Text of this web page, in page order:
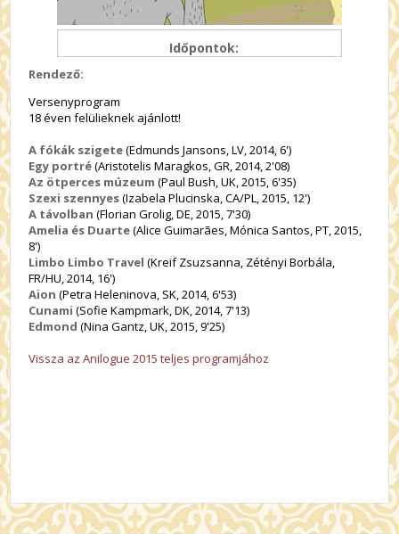
Időpontok:
Rendező:
Versenyprogram
18 éven felülieknek ajánlott!
A fókák szigete(Edmunds Jansons, LV, 2014, 6')
Egy portré(Aristotelis Maragkos, GR, 2014, 2'08)
Az ötperces múzeum (Paul Bush, UK, 2015, 6'35)
Szexi szennyes(Izabela Plucinska, CA/PL, 2015, 12')
A távolban (Florian Grolig, DE, 2015, 7'30)
Amelia és Duarte(Alice Guimarães, Mónica Santos, PT, 2015,
8')
Limbo Limbo Travel (Kreif Zsuzsanna, Zétényi Borbála,
FR/HU, 2014, 16')
Aion (Petra Heleninova, SK, 2014, 6'53)
Cunami(Sofie Kampmark, DK, 2014, 7'13)
Edmond (Nina Gantz, UK, 2015, 9'25)
Vissza az Anilogue 2015 teljes programjához